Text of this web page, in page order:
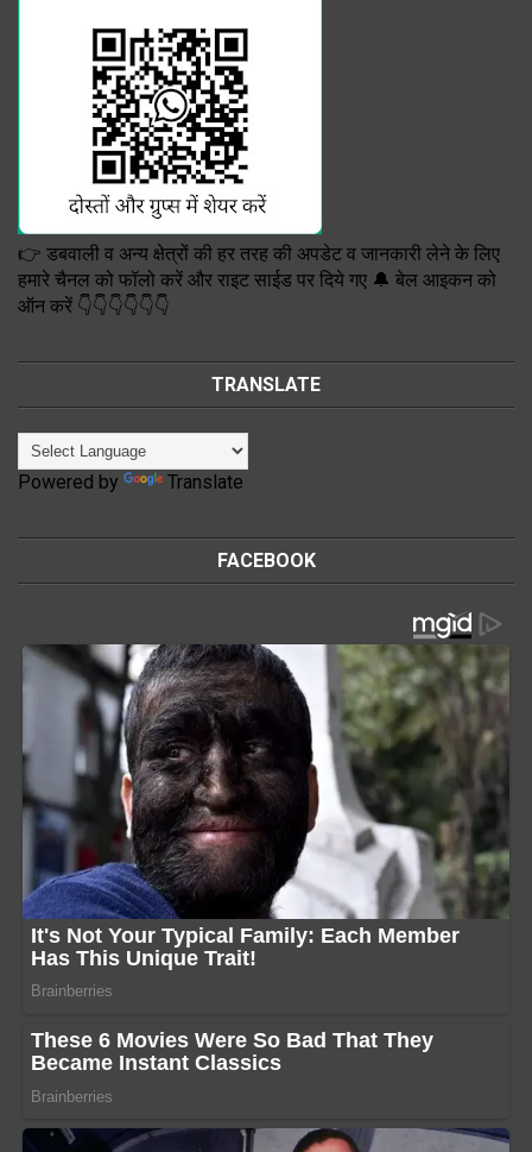
👉 डबवाली व अन्य क्षेत्रों की हर तरह की अपडेट व जानकारी लेने के लिए
हमारे चैनल को फॉलो करें और राइट साईड पर दिये गए 🔔 बेल आइकन को
ऑन करें 👇👇👇👇👇👇
TRANSLATE
Powered by Translate
FACEBOOK